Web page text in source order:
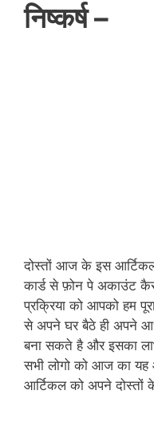
निष्कर्ष –
दोस्तों आज के इस
कार्ड से फ़ोन पे अकाउंट
प्रक्रिया को आपको हम
से अपने घर बैठे ही अपने
बना सकते है और इसका
सभी लोगो को आज का यह
आर्टिकल को अपने दोस्तों